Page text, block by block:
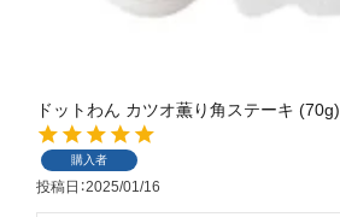
ドットわん カツオ薫り角ステーキ (70g)
購入者
投稿日 2025/01/16